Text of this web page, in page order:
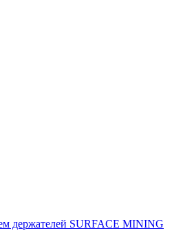
держателей SURFACE MINING